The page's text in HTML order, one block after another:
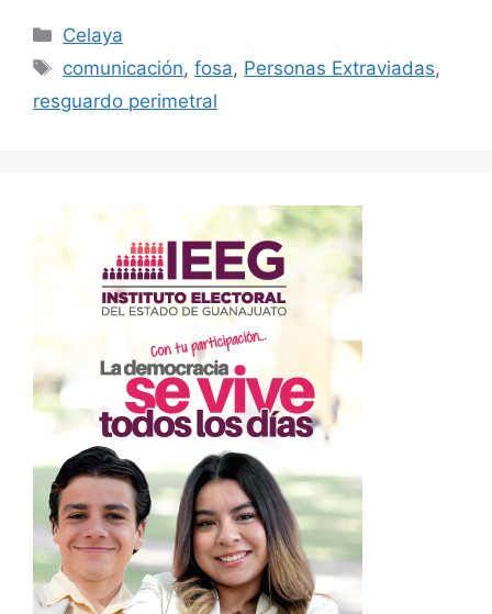
Categorías
Celaya
Etiquetas
comunicación,fosa, Personas Extraviadas,
resguardo perimetral